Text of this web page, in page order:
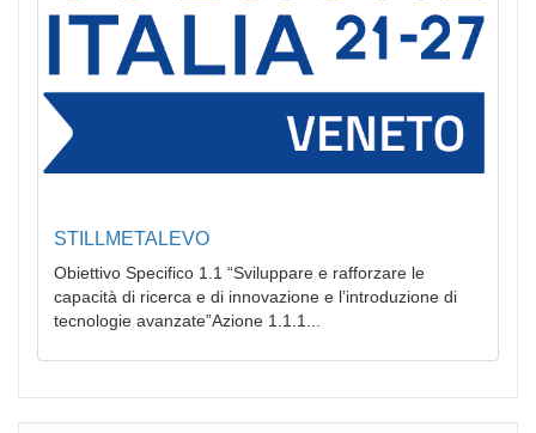
STILLMETALEVO
Obiettivo Specifico 1.1 “Sviluppare e rafforzare le
capacità di ricerca e di innovazione e l’introduzione di
tecnologie avanzate”Azione 1.1.1...